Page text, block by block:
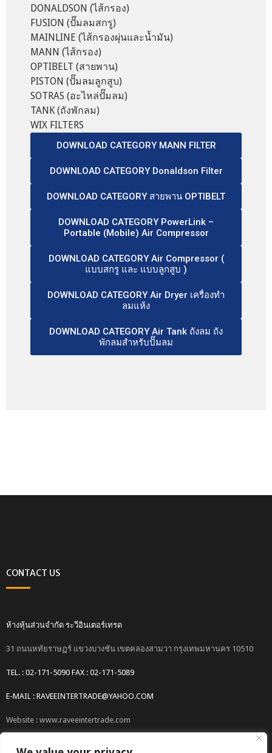
DONALDSON (ไส้กรอง)
FUSION (ปั๊มลมสกรู)
MAINLINE (ไส้กรองผุ่นและน้ำมัน)
MANN (ไส้กรอง)
OPTIBELT (สายพาน)
PISTON (ปั๊มลมลูกสูบ)
SOTRAS (อะไหล่ปั๊มลม)
TANK (ถังพักลม)
WIX FILTERS
DOWNLOAD CATEGORY MANN FILTER
DOWNLOAD CATEGORY Donaldson Filter
DOWNLOAD CATEGORY สายพาน OPTIBELT
DOWNLOAD CATEGORY PowerLink –
Portable (Mobile) Air Compressor
DOWNLOAD CATEGORY Air Compressor (
แบบสกรู และ แบบลูกสูบ )
DOWNLOAD CATEGORY Air Dryer เครื่องทำ
ลมแห้ง
DOWNLOAD CATEGORY Air Tank ถังลม ถัง
พักลมสำหรับปั๊มลม
CONTACT US
ห้างหุ้นส่วนจำกัด ระวีอินเตอร์เทรด
31 ถนนหทัยราษฏร์ แขวงบางชัน เขตคลองสามวา กรุงเทพมหานคร 10510
TEL. : 02-171-5090 FAX : 02-171-5089
E-MAIL : RAVEEINTERTRADE@YAHOO.COM
Website : www.raveeintertrade.com